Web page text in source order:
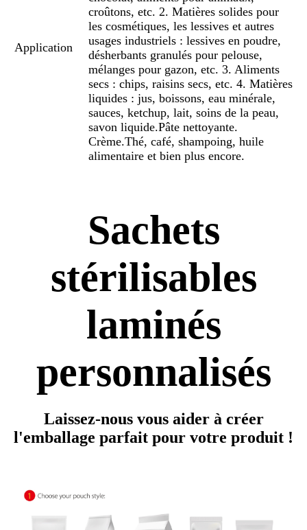
Application
croûtons, etc. 2. Matières solides pour
les cosmétiques, les lessives et autres
usages industriels : lessives en poudre,
désherbants granulés pour pelouse,
mélanges pour gazon, etc. 3. Aliments
secs : chips, raisins secs, etc. 4. Matières
liquides : jus, boissons, eau minérale,
sauces, ketchup, lait, soins de la peau,
savon liquide.Pâte nettoyante.
Crème.Thé, café, shampoing, huile
alimentaire et bien plus encore.
Sachets
stérilisables
laminés
personnalisés
Laissez-nous vous aider à créer
l'emballage parfait pour votre produit !